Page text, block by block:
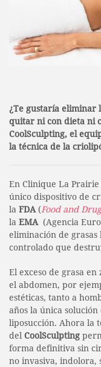
¿Te gustaría eliminar
quitar ni con dieta ni
CoolSculpting, el
la técnica de la
En Clinique La Prairie
único dispositivo de
la FDA(Food and
la EMA(Agencia
eliminación de
controlado que
El exceso de grasa
el abdomen, por
estéticas, tanto a
años la única
liposucción. Ahora la
del CoolSculpting
forma definitiva sin
no invasiva, indolora,